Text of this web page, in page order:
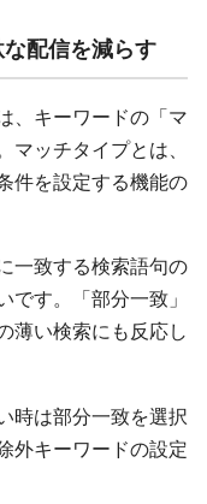
配信を減らす
、キーワードの「マ
マッチタイプとは、
件を設定する機能の
一致する検索語句の
す。「部分一致」
薄い検索にも反応し
時は部分一致を選択
外キーワードの設定